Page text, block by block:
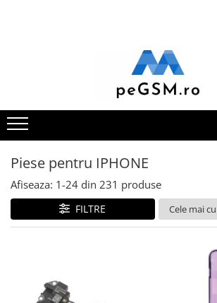
SAMSUNG COMPATIBILE
SAMSUNG SERVICE PACK
Galaxy J COMPATIBIL
Galaxy J SERVICE PACK
Galaxy N COMPATIBILE
Piese pentru IPHONE
Afiseaza: 1-24 din 231 produse
FILTRE